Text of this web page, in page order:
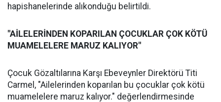
hapishanelerinde alıkonduğu belirtildi.
"AİLELERİNDEN KOPARILAN ÇOCUKLAR ÇOK KÖTÜ
MUAMELELERE MARUZ KALIYOR"
Çocuk Gözaltılarına Karşı Ebeveynler Direktörü Titi
Carmel, "Ailelerinden koparılan bu çocuklar çok kötü
muamelelere maruz kalıyor." değerlendirmesinde